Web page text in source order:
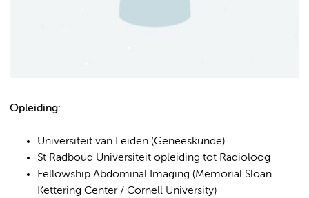
Opleiding:
Universiteit van Leiden (Geneeskunde)
St Radboud Universiteit opleiding tot Radioloog
Fellowship Abdominal Imaging (Memorial Sloan
Kettering Center / Cornell University)